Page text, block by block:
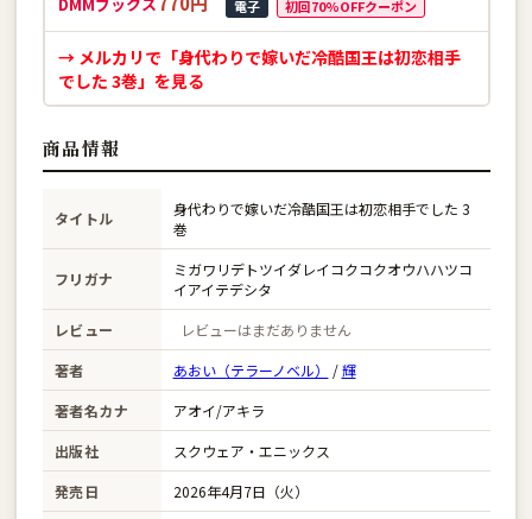
電子 初回70%OFFクーポン
→ メルカリで「身代わりで嫁いだ冷酷国王は初恋相手
でした 3巻」を見る
商品情報
タイトル
身代わりで嫁いだ冷酷国王は初恋相手でした 3
巻
フリガナ
ミガワリデトツイダレイコクコクオウハハツコ
イアイテデシタ
レビュー
レビューはまだありません
著者
あおい（テラーノベル） /輝
著者名カナ
アオイ/アキラ
出版社
スクウェア・エニックス
発売日
2026年4月7日（火）